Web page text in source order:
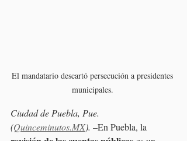
El mandatario descartó persecución a presidentes
municipales.
Ciudad de Puebla, Pue.
(Quinceminutos.MX). –En Puebla, la